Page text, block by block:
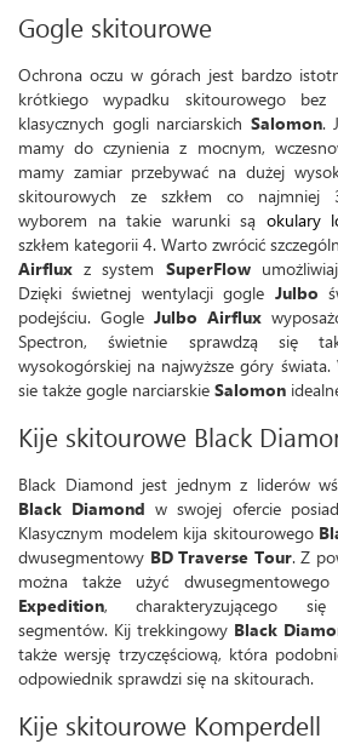
Gogle skitourowe
Ochrona oczu w górach jest bardzo
krótkiego wypadku skitourowego
klasycznych gogli narciarskich Salomon.
mamy do czynienia z mocnym,
mamy zamiar przebywać na dużej
skitourowych ze szkłem co najmniej
wyborem na takie warunki są okulary
szkłem kategorii 4. Warto zwrócić
Airflux z system SuperFlow
Dzięki świetnej wentylacji gogle Julbo
podejściu. Gogle Julbo Airflux
Spectron, świetnie sprawdzą się
wysokogórskiej na najwyższe góry
sie także gogle narciarskie Salomon
Kije skitourowe Black
Black Diamond jest jednym z liderów
Black Diamond w swojej ofercie
Klasycznym modelem kija skitourowego
dwusegmentowy BD Traverse Tour. Z
można także użyć
Expedition, charakteryzującego się
segmentów. Kij trekkingowy Black
także wersję trzyczęściową, która
odpowiednik sprawdzi się na skitourach.
Kije skitourowe Komperdell